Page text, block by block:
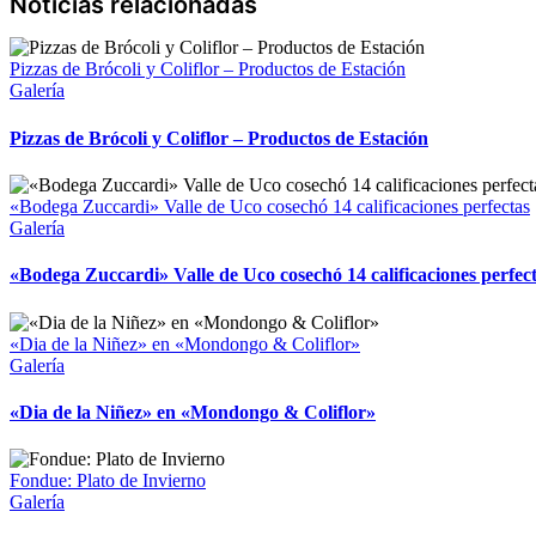
Pizzas de Brócoli y Coliflor – Productos de Estación
Galería
Pizzas de Brócoli y Coliflor – Productos de Estación
«Bodega Zuccardi» Valle de Uco cosechó 14 calificaciones perfectas
Galería
«Bodega Zuccardi» Valle de Uco cosechó 14 calificaciones
«Dia de la Niñez» en «Mondongo & Coliflor»
Galería
«Dia de la Niñez» en «Mondongo & Coliflor»
Fondue: Plato de Invierno
Galería